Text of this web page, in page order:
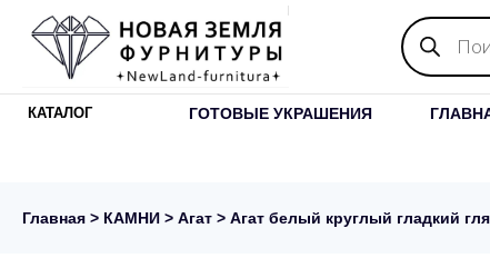
Поиск
товаров
КАТАЛОГ ГОТОВЫЕ УКРАШЕНИЯ
Главная > КАМНИ > Агат > Агат белый круглый гладкий